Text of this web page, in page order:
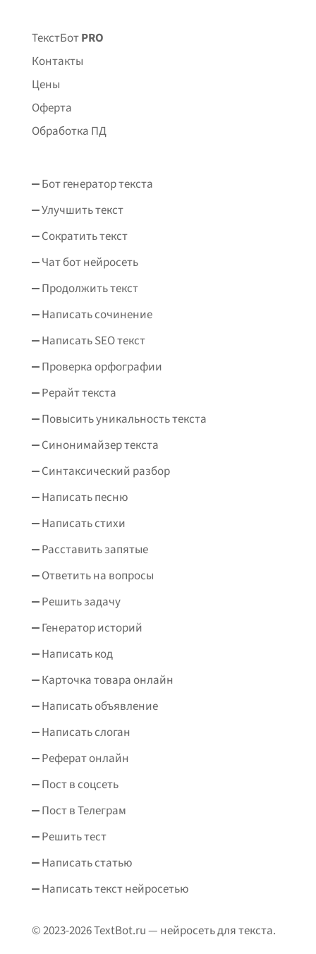
ТекстБотPRO
Контакты
Цены
Оферта
Обработка ПД
Бот генератор текста
Улучшить текст
Сократить текст
Чат бот нейросеть
Продолжить текст
Написать сочинение
Написать SEO текст
Проверка орфографии
Рерайт текста
Повысить уникальность текста
Синонимайзер текста
Синтаксический разбор
Написать песню
Написать стихи
Расставить запятые
Ответить на вопросы
Решить задачу
Генератор историй
Написать код
Карточка товара онлайн
Написать объявление
Написать слоган
Реферат онлайн
Пост в соцсеть
Пост в Телеграм
Решить тест
Написать статью
Написать текст нейросетью
© 2023-2026 TextBot.ru — нейросеть для текста.